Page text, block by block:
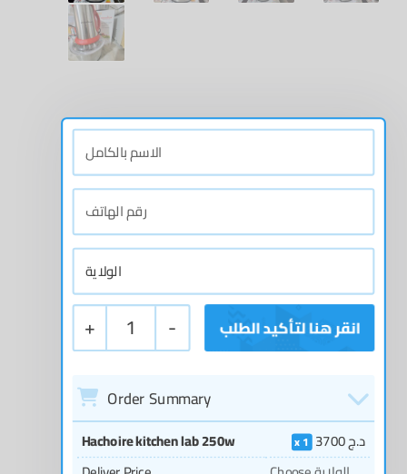
+ 1 -
Order Summary
Hachoire kitchen lab 250w 1 3700د.ج